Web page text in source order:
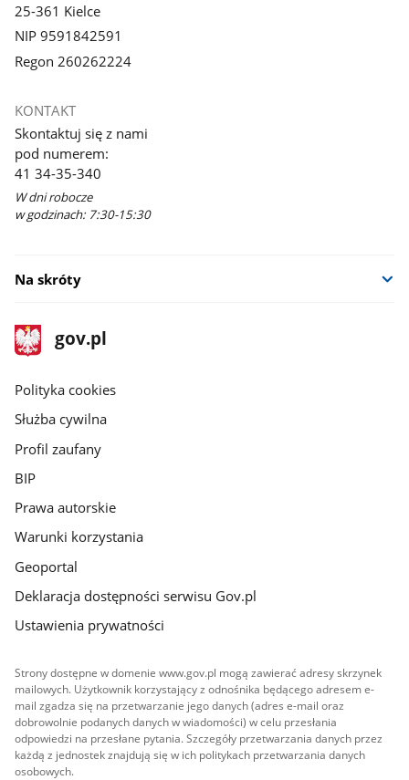
25-361 Kielce
NIP 9591842591
Regon 260262224
KONTAKT
Skontaktuj się z nami
pod numerem:
41 34-35-340
W dni robocze
w godzinach: 7:30-15:30
Na skróty
stopka
gov.pl
Strona
gov.pl
gov.pl
Polityka cookies
Służba cywilna
Profil zaufany
BIP
Prawa autorskie
Warunki korzystania
Geoportal
Deklaracja dostępności serwisu Gov.pl
Ustawienia prywatności
Strony dostępne w domenie www.gov.pl mogą zawierać adresy skrzynek
mailowych. Użytkownik korzystający z odnośnika będącego adresem e-
mail zgadza się na przetwarzanie jego danych (adres e-mail oraz
dobrowolnie podanych danych w wiadomości) w celu przesłania
odpowiedzi na przesłane pytania. Szczegóły przetwarzania danych przez
każdą z jednostek znajdują się w ich politykach przetwarzania danych
osobowych.